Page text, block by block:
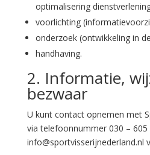
optimalisering
voorlichting
onderzoek (ontwikkeling in
handhaving.
2. Informatie,
bezwaar
U kunt contact opnemen met
via telefoonnummer 030 –
info@sportvisserijnederland.nl